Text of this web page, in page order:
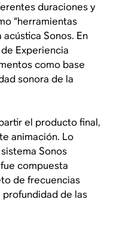
duraciones y
“herramientas
Sonos. En
Experiencia
como base
sonora de la
el producto final,
animación. Lo
Sonos
compuesta
de frecuencias
de las